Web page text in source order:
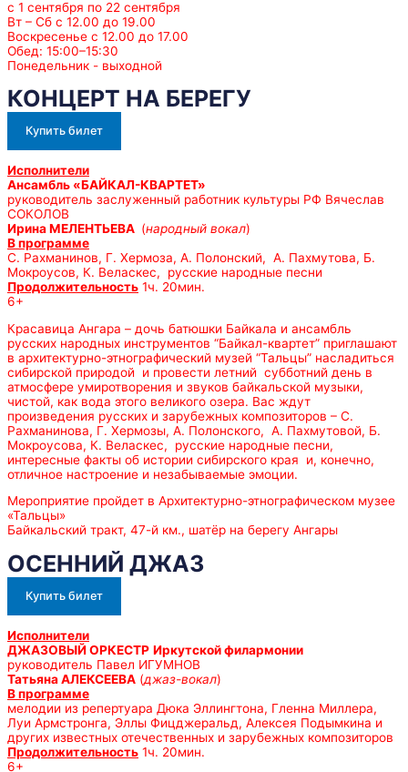
с 1 сентября по 22 сентября
Вт – Сб с 12.00 до 19.00
Воскресенье с 12.00 до 17.00
Обед: 15:00–15:30
Понедельник - выходной
КОНЦЕРТ НА БЕРЕГУ
Купить билет
Исполнители
Ансамбль «БАЙКАЛ-КВАРТЕТ»
руководитель заслуженный работник культуры РФ Вячеслав
СОКОЛОВ
Ирина МЕЛЕНТЬЕВА (народный вокал)
В программе
С. Рахманинов, Г. Хермоза, А. Полонский, А. Пахмутова, Б.
Мокроусов, К. Веласкес, русские народные песни
Продолжительность 1ч. 20мин.
6+
Красавица Ангара – дочь батюшки Байкала и ансамбль
русских народных инструментов “Байкал-квартет” приглашают
в архитектурно-этнографический музей “Тальцы” насладиться
сибирской природой и провести летний субботний день в
атмосфере умиротворения и звуков байкальской музыки,
чистой, как вода этого великого озера. Вас ждут
произведения русских и зарубежных композиторов – С.
Рахманинова, Г. Хермозы, А. Полонского, А. Пахмутовой, Б.
Мокроусова, К. Веласкес, русские народные песни,
интересные факты об истории сибирского края и, конечно,
отличное настроение и незабываемые эмоции.
Мероприятие пройдет в Архитектурно-этнографическом музее
«Тальцы»
Байкальский тракт, 47-й км., шатёр на берегу Ангары
ОСЕННИЙ ДЖАЗ
Купить билет
Исполнители
ДЖАЗОВЫЙ ОРКЕСТР Иркутской филармонии
руководитель Павел ИГУМНОВ
Татьяна АЛЕКСЕЕВА (джаз-вокал)
В программе
мелодии из репертуара Дюка Эллингтона, Гленна Миллера,
Луи Армстронга, Эллы Фицджеральд, Алексея Подымкина и
других известных отечественных и зарубежных композиторов
Продолжительность 1ч. 20мин.
6+